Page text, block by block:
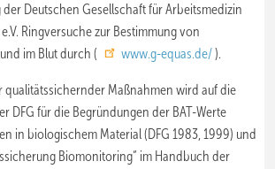
der Deutschen Gesellschaft für Arbeitsmedizin
Ringversuche zur Bestimmung von
im Blut durch (
www.g-equas.de/).
qualitätssichernder Maßnahmen wird auf die
DFG für die Begründungen der BAT-Werte
in biologischem Material (DFG 1983, 1999) und
Biomonitoring“ im Handbuch der